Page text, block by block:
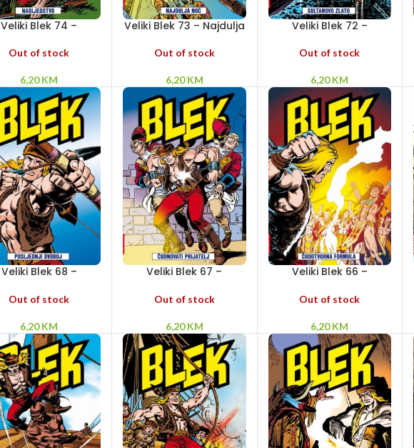
Veliki Blek 74 –
Out of stock
6,20KM
Veliki Blek 73 – Najdulja
Out of stock
6,20KM
Veliki Blek 72 –
Out of stock
6,20KM
Veliki Blek 68 –
Out of stock
6,20KM
Veliki Blek 67 –
Out of stock
6,20KM
Veliki Blek 66 –
Out of stock
6,20KM